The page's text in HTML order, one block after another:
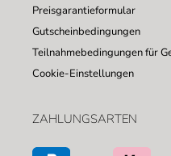
Preisgarantieformular
Gutscheinbedingungen
Teilnahmebedingungen für
Cookie-Einstellungen
ZAHLUNGSARTEN